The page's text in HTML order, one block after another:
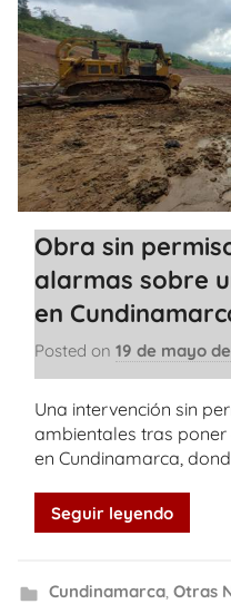
Obra sin
alarmas sobre
en
Posted on 19 de mayo
Una intervención sin
ambientales tras poner
en Cundinamarca,
Seguir leyendo
Cundinamarca, Otras